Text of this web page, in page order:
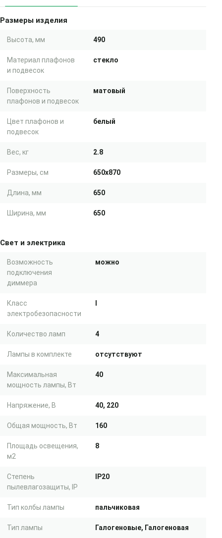
Размеры изделия
Высота, мм 490
Материал плафонов
и подвесок
стекло
Поверхность
плафонов и подвесок
матовый
Цвет плафонов и
подвесок
белый
Вес, кг 2.8
Размеры, см 650x870
Длина, мм 650
Ширина, мм 650
Свет и электрика
Возможность
подключения
диммера
можно
Класс
электробезопасности
Количество ламп 4
Лампы в комплекте отсутствуют
Максимальная
мощность лампы, Вт
40
Напряжение, В 40, 220
Общая мощность, Вт 160
Площадь освещения,
м2
8
Степень
пылевлагозащиты, IP
IP20
Тип колбы лампы пальчиковая
Тип лампы Галогеновые, Галогеновая